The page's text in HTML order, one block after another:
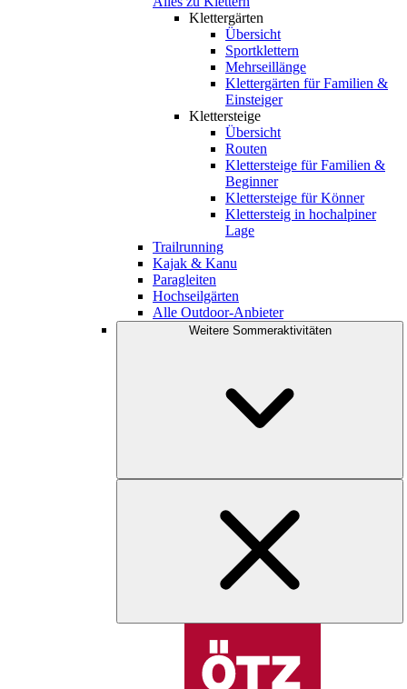
Klettergärten
Übersicht
Sportklettern
Mehrseillänge
Klettergärten für Familien &
Einsteiger
Klettersteige
Übersicht
Routen
Klettersteige für Familien &
Beginner
Klettersteige für Könner
Klettersteig in hochalpiner
Lage
Trailrunning
Kajak & Kanu
Paragleiten
Hochseilgärten
Alle Outdoor-Anbieter
Weitere Sommeraktivitäten